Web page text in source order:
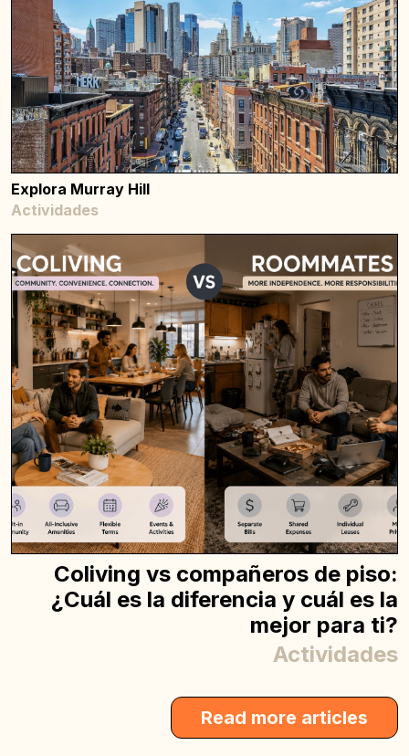
Explora Murray Hill
Actividades
Coliving vs compañeros de piso:
¿Cuál es la diferencia y cuál es la
mejor para ti?
Actividades
Read more articles